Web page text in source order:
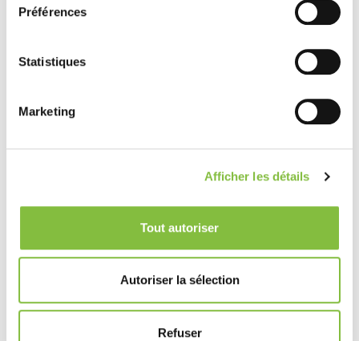
Préférences
Statistiques
Marketing
Afficher les détails
Tout autoriser
Autoriser la sélection
Refuser